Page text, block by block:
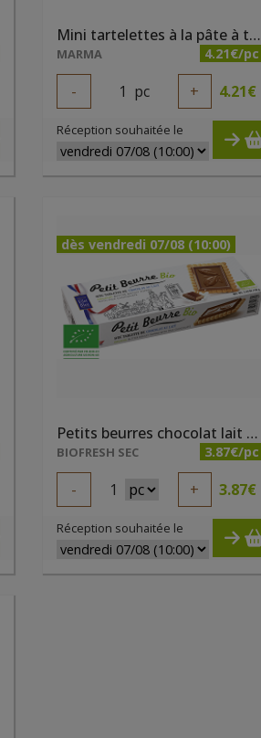
Mini tartelettes à la pâte à tartiner cacao Nocciolata et quinoa soufflé bio 250g
MARMA 4.21€/pc
- 1 pc + 4.21€
Réception souhaitée le
dès vendredi 07/08 (10:00)
Petits beurres chocolat lait bio 150g
BIOFRESH SEC 3.87€/pc
- 1 + 3.87€
Réception souhaitée le